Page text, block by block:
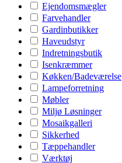
Ejendomsmægler
Farvehandler
Gardinbutikker
Haveudstyr
Indretningsbutik
Isenkræmmer
Køkken/Badeværelse
Lampeforretning
Møbler
Miljø Løsninger
Mosaikgalleri
Sikkerhed
Tæppehandler
Værktøj